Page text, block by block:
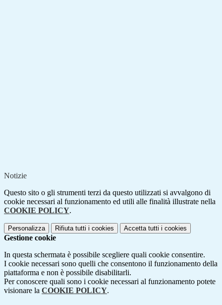
Notizie
Questo sito o gli strumenti terzi da questo utilizzati si avvalgono di
cookie necessari al funzionamento ed utili alle finalità illustrate nella
COOKIE POLICY.
Personalizza Rifiuta tutti i cookies Accetta tutti i cookies
Gestione cookie
In questa schermata è possibile scegliere quali cookie consentire.
I cookie necessari sono quelli che consentono il funzionamento della
piattaforma e non è possibile disabilitarli.
Per conoscere quali sono i cookie necessari al funzionamento potete
visionare la COOKIE POLICY.